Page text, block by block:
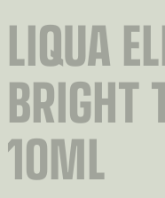
LIQUA
BRIGHT
10ML